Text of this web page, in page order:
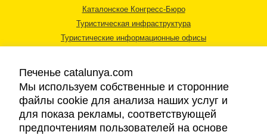
Каталонское Конгресс-Бюро
Туристическая инфраструктура
Туристические информационные офисы
Правовая информация
Печенье catalunya.com
Мы используем собственные и сторонние
файлы cookie для анализа наших услуг и
для показа рекламы, соответствующей
предпочтениям пользователей на основе